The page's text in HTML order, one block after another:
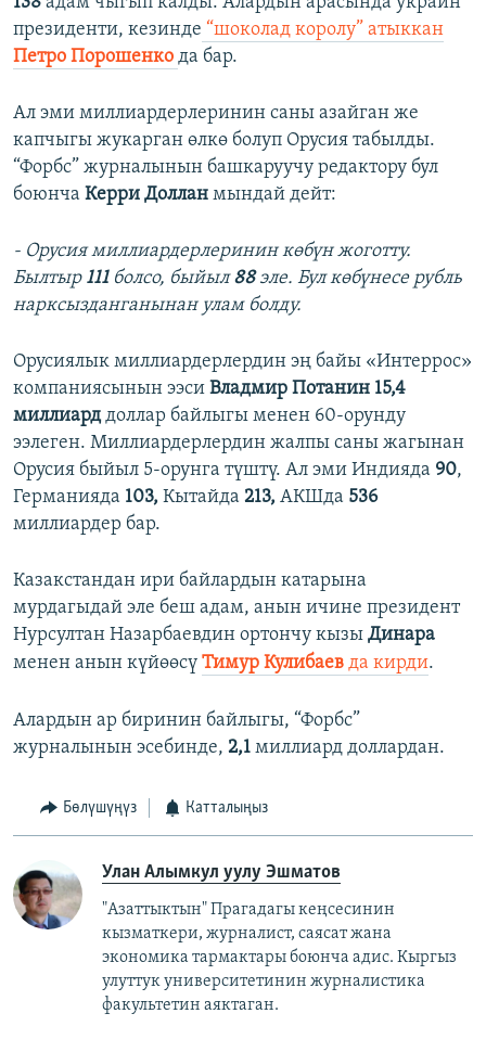
президенти, кезинде “шоколад королу” атыккан
Петро Порошенко да бар.
Ал эми миллиардерлеринин саны азайган же
капчыгы жукарган өлкө болуп Орусия табылды.
“Форбс” журналынын башкаруучу редактору бул
боюнча Керри Доллан мындай дейт:
- Орусия миллиардерлеринин көбүн жоготту.
Былтыр 111болсо, быйыл88эле. Бул көбүнесе рубль
нарксызданганынан улам болду.
Орусиялык миллиардерлердин эң байы «Интеррос»
компаниясынын ээси Владмир Потанин 15,4
миллиарддоллар байлыгы менен 60-орунду
ээлеген. Миллиардерлердин жалпы саны жагынан
Орусия быйыл 5-орунга түштү. Ал эми Индияда 90,
Германияда 103, Кытайда 213, АКШда 536
миллиардер бар.
Казакстандан ири байлардын катарына
мурдагыдай эле беш адам, анын ичине президент
Нурсултан Назарбаевдин ортончу кызы Динара
менен анын күйөөсү Тимур Кулибаев да кирди.
Алардын ар биринин байлыгы, “Форбс”
журналынын эсебинде, 2,1 миллиард доллардан.
Бөлүшүңүз Катталыңыз
Улан Алымкул уулу Эшматов
"Азаттыктын" Прагадагы кеңсесинин
кызматкери, журналист, саясат жана
экономика тармактары боюнча адис. Кыргыз
улуттук университетинин журналистика
факультетин аяктаган.